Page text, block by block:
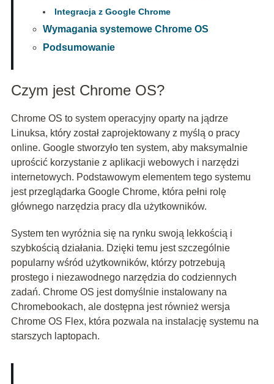
Integracja z Google Chrome
Wymagania systemowe Chrome OS
Podsumowanie
Czym jest Chrome OS?
Chrome OS to system operacyjny oparty na jądrze
Linuksa, który został zaprojektowany z myślą o pracy
online. Google stworzyło ten system, aby maksymalnie
uprościć korzystanie z aplikacji webowych i narzędzi
internetowych. Podstawowym elementem tego systemu
jest przeglądarka Google Chrome, która pełni rolę
głównego narzędzia pracy dla użytkowników.
System ten wyróżnia się na rynku swoją lekkością i
szybkością działania. Dzięki temu jest szczególnie
popularny wśród użytkowników, którzy potrzebują
prostego i niezawodnego narzędzia do codziennych
zadań. Chrome OS jest domyślnie instalowany na
Chromebookach, ale dostępna jest również wersja
Chrome OS Flex, która pozwala na instalację systemu na
starszych laptopach.